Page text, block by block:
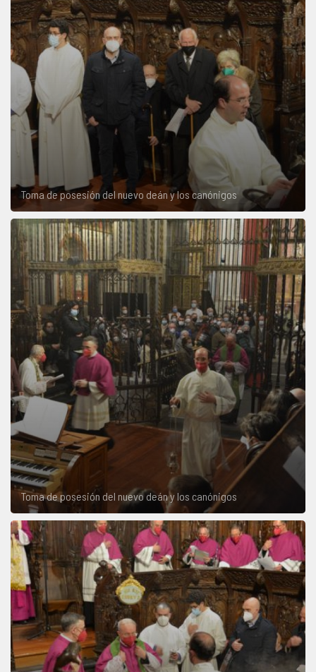
Toma de posesión del nuevo deán y los canónigos
Toma de posesión del nuevo deán y los canónigos